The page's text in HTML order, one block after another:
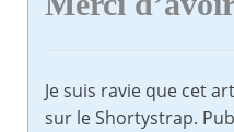
Je suis ravie que cet
sur le Shortystrap.